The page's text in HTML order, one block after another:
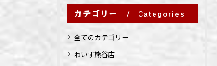
カテゴリー Categories
全てのカテゴリー
わいず熊谷店